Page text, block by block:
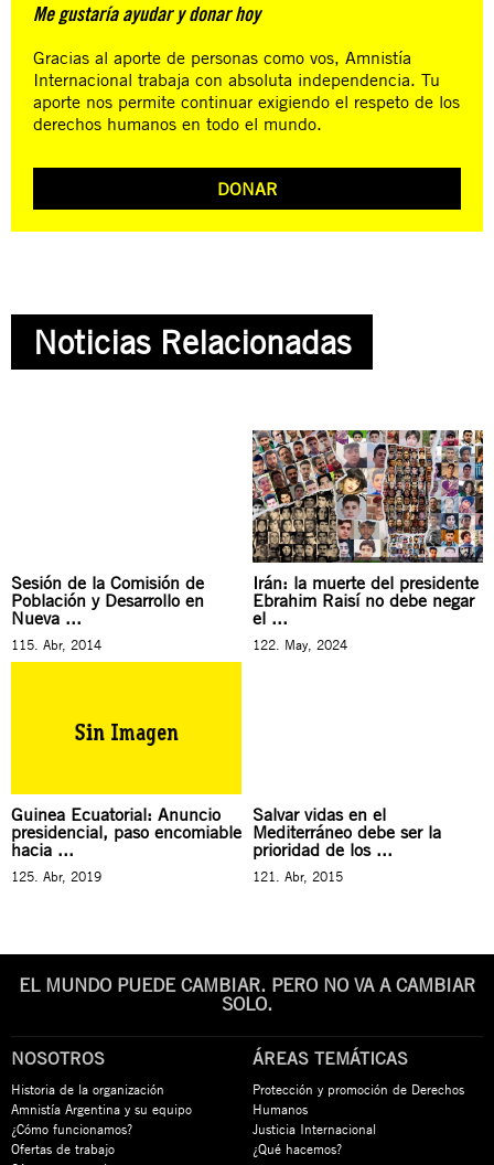
Me gustaría ayudar y donar hoy
Gracias al aporte de personas como vos, Amnistía
Internacional trabaja con absoluta independencia. Tu
aporte nos permite continuar exigiendo el respeto de los
derechos humanos en todo el mundo.
DONAR
Noticias Relacionadas
Sesión de la Comisión de
Población y Desarrollo en
Nueva ...
115. Abr, 2014
Irán: la muerte del presidente
Ebrahim Raisí no debe negar
el ...
122. May, 2024
Guinea Ecuatorial: Anuncio
presidencial, paso encomiable
hacia ...
125. Abr, 2019
Salvar vidas en el
Mediterráneo debe ser la
prioridad de los ...
121. Abr, 2015
EL MUNDO PUEDE CAMBIAR. PERO NO VA A CAMBIAR
SOLO.
NOSOTROS
Historia de la organización
Amnistía Argentina y su equipo
¿Cómo funcionamos?
Ofertas de trabajo
ÁREAS TEMÁTICAS
Protección y promoción de Derechos
Humanos
Justicia Internacional
¿Qué hacemos?